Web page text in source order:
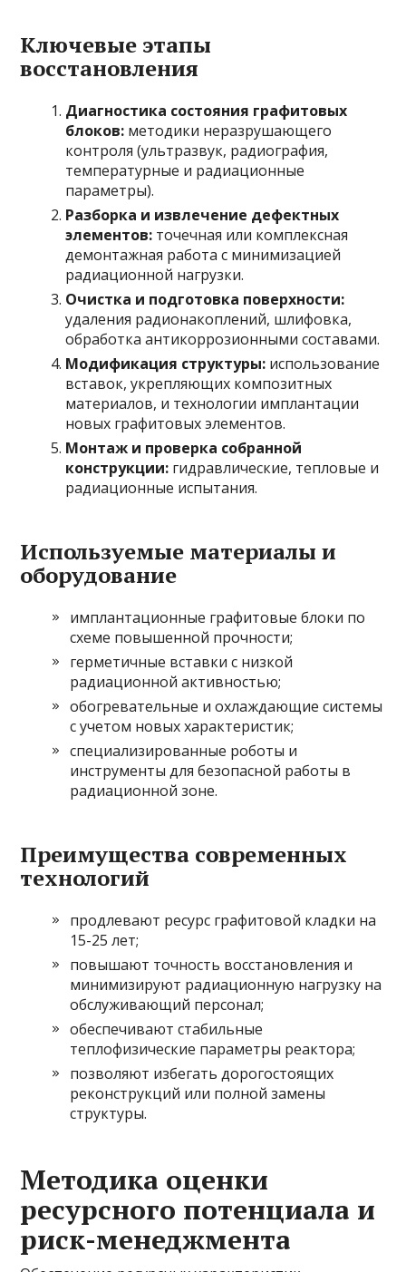
Ключевые этапы
восстановления
Диагностика состояния графитовых
блоков: методики неразрушающего
контроля (ультразвук, радиография,
температурные и радиационные
параметры).
Разборка и извлечение дефектных
элементов: точечная или комплексная
демонтажная работа с минимизацией
радиационной нагрузки.
Очистка и подготовка поверхности:
удаления радионакоплений, шлифовка,
обработка антикоррозионными составами.
Модификация структуры: использование
вставок, укрепляющих композитных
материалов, и технологии имплантации
новых графитовых элементов.
Монтаж и проверка собранной
конструкции: гидравлические, тепловые и
радиационные испытания.
Используемые материалы и
оборудование
имплантационные графитовые блоки по
схеме повышенной прочности;
герметичные вставки с низкой
радиационной активностью;
обогревательные и охлаждающие системы
с учетом новых характеристик;
специализированные роботы и
инструменты для безопасной работы в
радиационной зоне.
Преимущества современных
технологий
продлевают ресурс графитовой кладки на
15-25 лет;
повышают точность восстановления и
минимизируют радиационную нагрузку на
обслуживающий персонал;
обеспечивают стабильные
теплофизические параметры реактора;
позволяют избегать дорогостоящих
реконструкций или полной замены
структуры.
Методика оценки
ресурсного потенциала и
риск-менеджмента